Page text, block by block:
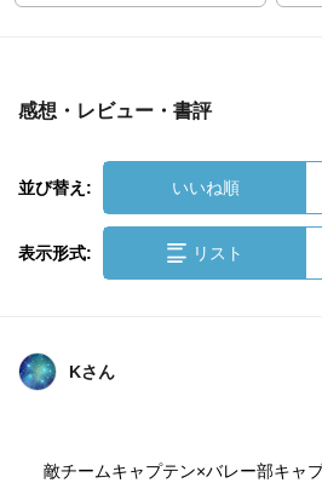
感想・レビュー・書評
並び替え: いいね順
表示形式: リスト
Kさん
敵チームキャプテン×バレー部キャ